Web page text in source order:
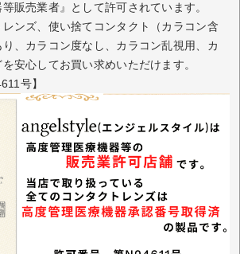
等販売業者』として許可されています。
ンズ、使い捨てコンタクト（カラコン含
、カラコン度なし、カラコン乱視用、カ
安心してお買い求めいただけます。
号】